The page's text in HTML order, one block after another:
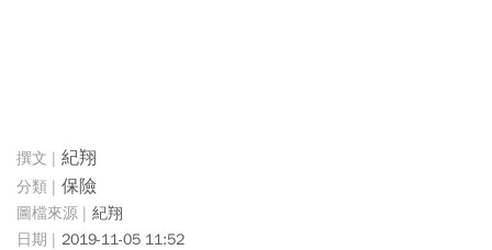
紀翔
保險
紀翔
2019-11-05 11:52